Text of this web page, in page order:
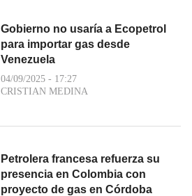
Gobierno no usaría a Ecopetrol
para importar gas desde
Venezuela
04/09/2025 - 17:27
CRISTIAN MEDINA
Petrolera francesa refuerza su
presencia en Colombia con
proyecto de gas en Córdoba